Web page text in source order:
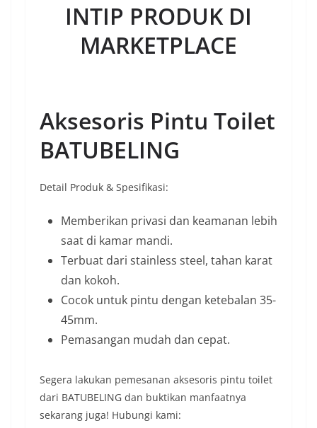
INTIP PRODUK DI
MARKETPLACE
Aksesoris Pintu Toilet
BATUBELING
Detail Produk & Spesifikasi:
Memberikan privasi dan keamanan lebih
saat di kamar mandi.
Terbuat dari stainless steel, tahan karat
dan kokoh.
Cocok untuk pintu dengan ketebalan 35-
45mm.
Pemasangan mudah dan cepat.
Segera lakukan pemesanan aksesoris pintu toilet
dari BATUBELING dan buktikan manfaatnya
sekarang juga! Hubungi kami: